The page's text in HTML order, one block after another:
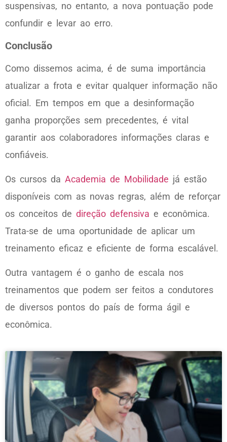
suspensivas, no entanto, a nova pontuação pode
confundir e levar ao erro.
Conclusão
Como dissemos acima, é de suma importância
atualizar a frota e evitar qualquer informação não
oficial. Em tempos em que a desinformação
ganha proporções sem precedentes, é vital
garantir aos colaboradores informações claras e
confiáveis.
Os cursos da Academia de Mobilidade já estão
disponíveis com as novas regras, além de reforçar
os conceitos de direção defensiva e econômica.
Trata-se de uma oportunidade de aplicar um
treinamento eficaz e eficiente de forma escalável.
Outra vantagem é o ganho de escala nos
treinamentos que podem ser feitos a condutores
de diversos pontos do país de forma ágil e
econômica.